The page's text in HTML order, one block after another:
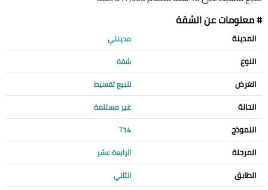
# معلومات عن الشقة
المدينة مدينتي
النوع شقة
الغرض للبيع تقسيط
الحالة غير مستلمة
النموذج T14
المرحلة الرابعة عشر
الطابق الثاني